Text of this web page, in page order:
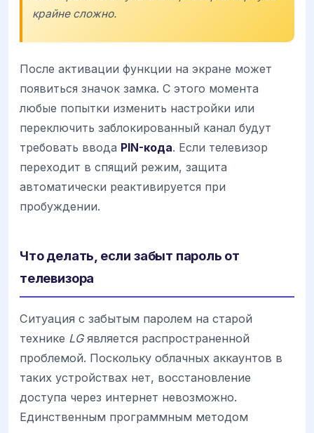
крайне сложно.
После активации функции на экране может
появиться значок замка. С этого момента
любые попытки изменить настройки или
переключить заблокированный канал будут
требовать ввода PIN-кода. Если телевизор
переходит в спящий режим, защита
автоматически реактивируется при
пробуждении.
Что делать, если забыт пароль от
телевизора
Ситуация с забытым паролем на старой
технике LGявляется распространенной
проблемой. Поскольку облачных аккаунтов в
таких устройствах нет, восстановление
доступа через интернет невозможно.
Единственным программным методом